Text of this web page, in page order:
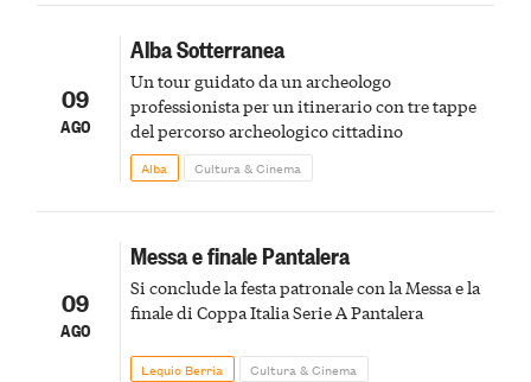
09
AGO
Alba Sotterranea
Un tour guidato da un archeologo
professionista per un itinerario con tre tappe
del percorso archeologico cittadino
Alba Cultura & Cinema
09
AGO
Messa e finale Pantalera
Si conclude la festa patronale con la Messa e la
finale di Coppa Italia Serie A Pantalera
Lequio Berria Cultura & Cinema